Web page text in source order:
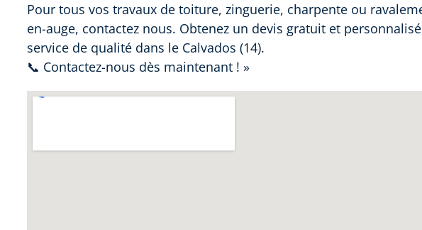
Pour tous vos travaux de toiture, zinguerie, charpente ou
en-auge, contactez nous. Obtenez un devis gratuit et
service de qualité dans le Calvados (14).
📞 Contactez-nous dès maintenant ! »